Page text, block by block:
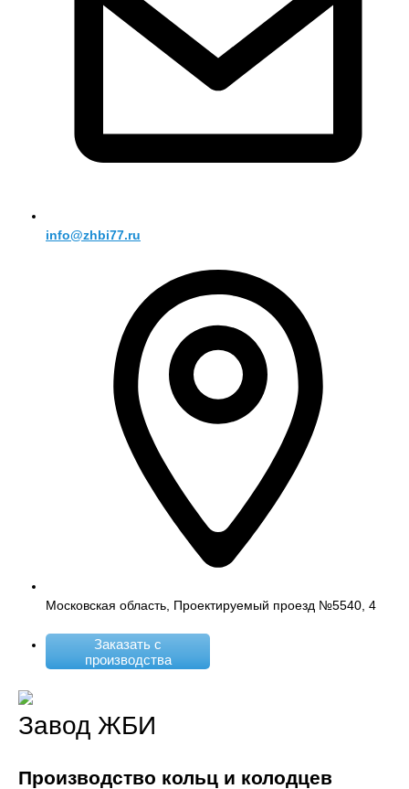
info@zhbi77.ru
Московская область, Проектируемый проезд №5540, 4
Заказать с
производства
Завод ЖБИ
Производство кольц и колодцев